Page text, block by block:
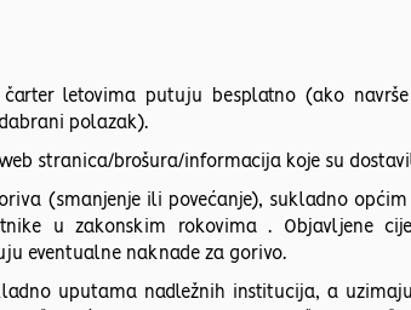
čarter letovima putuju besplatno (ako
polazak).
stranica/brošura/informacija koje su
(smanjenje ili povećanje), sukladno
u zakonskim rokovima . Objavljene
eventualne naknade za gorivo.
uputama nadležnih institucija, a